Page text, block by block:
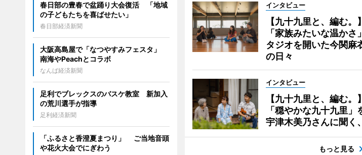
インタビュー
【九十九里と、編む。】
「家族みたいな温か
タジオを開いた今関麻
の日々
インタビュー
【九十九里と、編む。】
「穏やかな九十九里
宇津木美乃さんに聞く
もっと見る
春日部の豊春で盆踊り大会復活 「地域
の子どもたちを喜ばせたい」
春日部経済新聞
大阪高島屋で「なつやすみフェスタ」
南海やPeachとコラボ
なんば経済新聞
足利でブレックスのバスケ教室 新加入
の荒川選手が指導
足利経済新聞
「ふるさと香澄夏まつり」 ご当地音頭
や花火大会でにぎわう